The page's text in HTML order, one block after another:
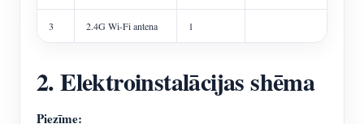
3 2.4G Wi-Fi antena 1
2. Elektroinstalācijas shēma
Piezīme: